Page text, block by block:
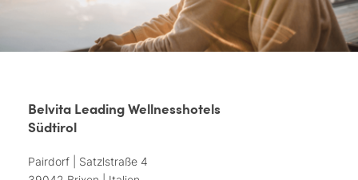
Belvita Leading Wellnesshotels
Südtirol
Pairdorf | Satzlstraße 4